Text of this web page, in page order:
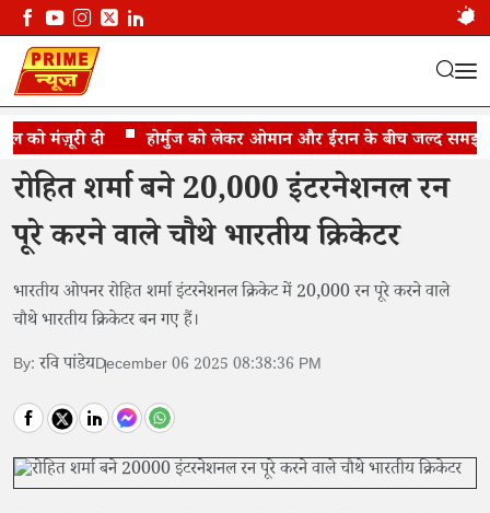
मंज़ूरी दी होर्मुज को लेकर ओमान और ईरान के बीच जल्द समझौते
रोहित शर्मा बने 20,000 इंटरनेशनल रन पूरे करने...
रोहित शर्मा बने 20,000 इंटरनेशनल रन
पूरे करने वाले चौथे भारतीय क्रिकेटर
भारतीय ओपनर रोहित शर्मा इंटरनेशनल क्रिकेट में 20,000 रन पूरे करने वाले
चौथे भारतीय क्रिकेटर बन गए हैं।
By: रवि पांडेयDecember 06 2025 08:38:36 PM